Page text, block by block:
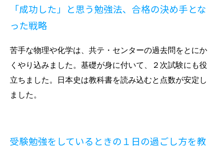
「成功した」と思う勉強法、合格の決め手とな
った戦略
苦手な物理や化学は、共テ・センターの過去問をとにか
くやり込みました。基礎が身に付いて、２次試験にも役
立ちました。日本史は教科書を読み込むと点数が安定し
ました。
受験勉強をしているときの１日の過ごし方を教